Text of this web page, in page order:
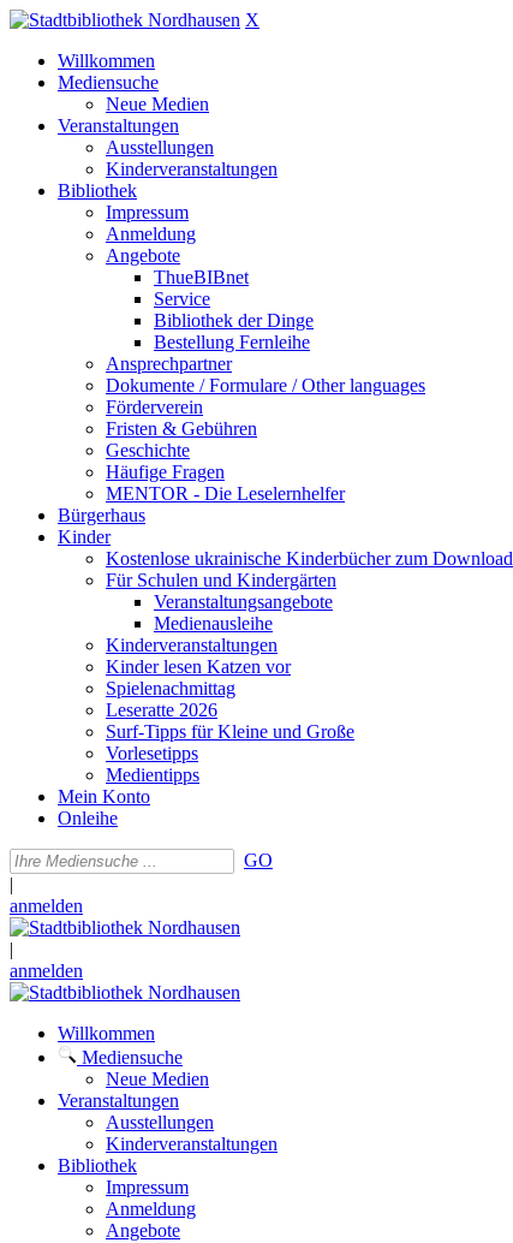
X
Willkommen
Mediensuche
Neue Medien
Veranstaltungen
Ausstellungen
Kinderveranstaltungen
Bibliothek
Impressum
Anmeldung
Angebote
ThueBIBnet
Service
Bibliothek der Dinge
Bestellung Fernleihe
Ansprechpartner
Dokumente / Formulare / Other languages
Förderverein
Fristen & Gebühren
Geschichte
Häufige Fragen
MENTOR - Die Leselernhelfer
Bürgerhaus
Kinder
Kostenlose ukrainische Kinderbücher zum Download
Für Schulen und Kindergärten
Veranstaltungsangebote
Medienausleihe
Kinderveranstaltungen
Kinder lesen Katzen vor
Spielenachmittag
Leseratte 2026
Surf-Tipps für Kleine und Große
Vorlesetipps
Medientipps
Mein Konto
Onleihe
GO
|
anmelden
|
anmelden
Willkommen
Mediensuche
Neue Medien
Veranstaltungen
Ausstellungen
Kinderveranstaltungen
Bibliothek
Impressum
Anmeldung
Angebote